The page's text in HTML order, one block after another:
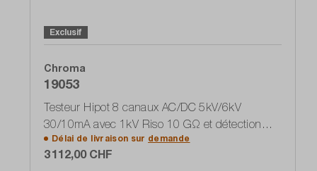
Exclusif
Chroma
19053
Testeur Hipot 8 canaux AC/DC 5kV/6kV
30/10mA avec 1kV Riso 10 GΩ et détection
ARC
Délai de livraison sur demande
3 112,00 CHF